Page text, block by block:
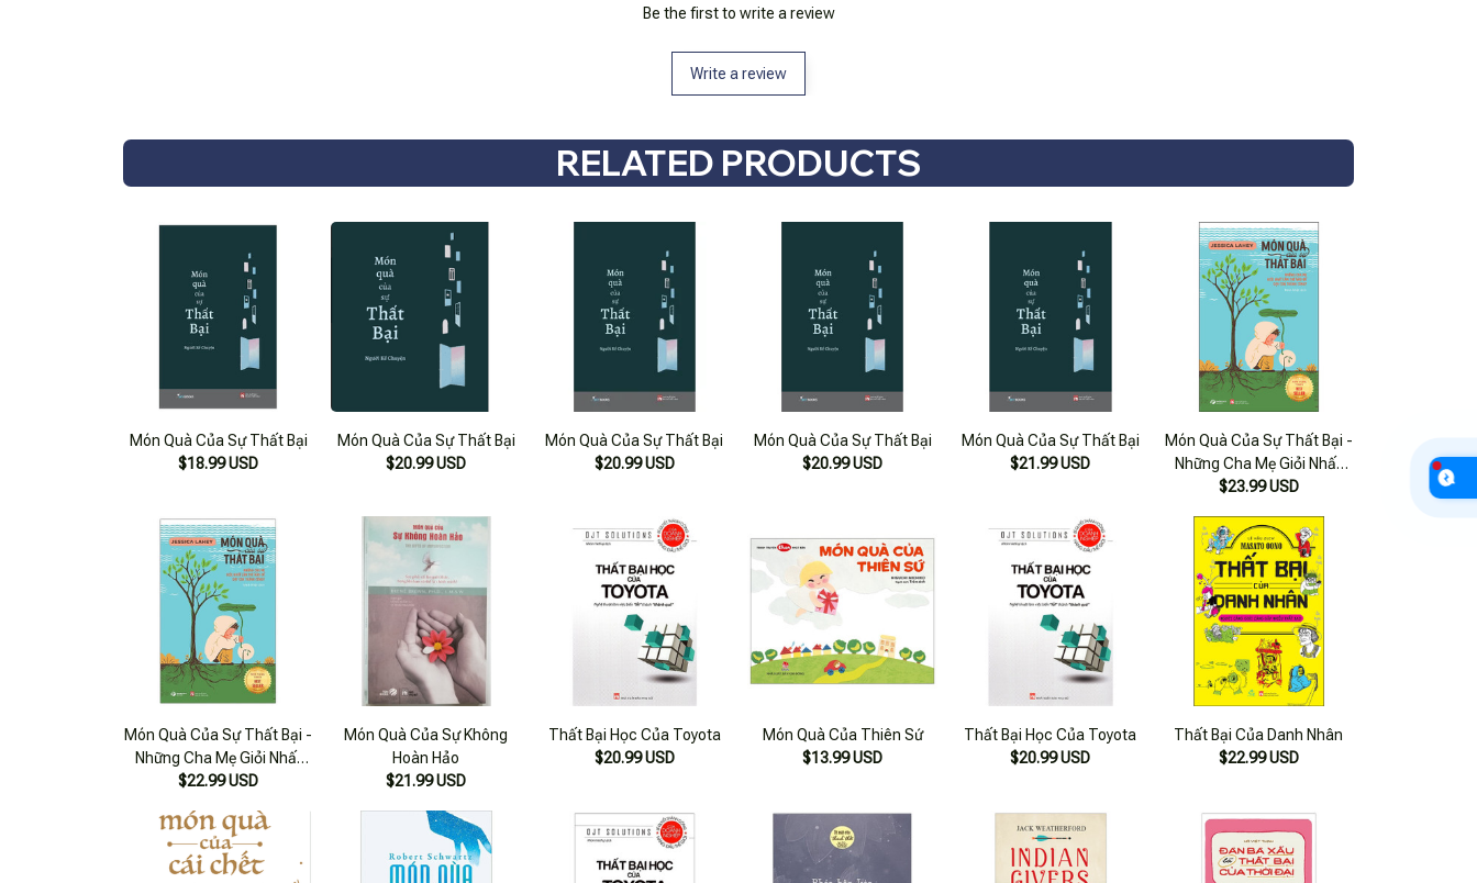
Be the first to write a review
Write a review
RELATED PRODUCTS
Món Quà Của Sự Thất Bại
$18.99 USD
Món Quà Của Sự Thất Bại
$20.99 USD
Món Quà Của Sự Thất Bại
$20.99 USD
Món Quà Của Sự Thất Bại
$20.99 USD
Món Quà Của Sự Thất Bại
$21.99 USD
Món Quà Của Sự Thất Bại -
Những Cha Mẹ Giỏi Nhất
Làm Thế Nào Để Dạy Con
$23.99 USD
Món Quà Của Sự Thất Bại -
Những Cha Mẹ Giỏi Nhất
Làm Thế Nào Để Dạy Con
$22.99 USD
Món Quà Của Sự Không
Hoàn Hảo
$21.99 USD
Thất Bại Học Của Toyota
$20.99 USD
Món Quà Của Thiên Sứ
$13.99 USD
Thất Bại Học Của Toyota
$20.99 USD
Thất Bại Của Danh Nhân
$22.99 USD